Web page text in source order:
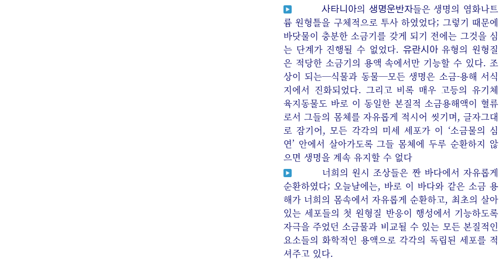
사타니아의 생명운반자들은 생명의 염화나트
륨 원형틀을 구체적으로 투사 하였었다; 그렇기 때문에
바닷물이 충분한 소금기를 갖게 되기 전에는 그것을 심
는 단계가 진행될 수 없었다. 유란시아유형의 원형질
은 적당한 소금기의 용액 속에서만 기능할 수 있다. 조
상이 되는─식물과 동물─모든 생명은 소금-용해 서식
지에서 진화되었다. 그리고 비록 매우 고등의 유기체
육지동물도 바로 이 동일한 본질적 소금용해액이 혈류
로서 그들의 몸체를 자유롭게 적시어 씻기며, 글자그대
로 잠기어, 모든 각각의 미세 세포가 이 ‘소금물의 심
연’ 안에서 살아가도록 그들 몸체에 두루 순환하지 않
으면 생명을 계속 유지할 수 없다
너희의 원시 조상들은 짠 바다에서 자유롭게
순환하였다; 오늘날에는, 바로 이 바다와 같은 소금 용
해가 너희의 몸속에서 자유롭게 순환하고, 최초의 살아
있는 세포들의 첫 원형질 반응이 행성에서 기능하도록
자극을 주었던 소금물과 비교될 수 있는 모든 본질적인
요소들의 화학적인 용액으로 각각의 독립된 세포를 적
셔주고 있다.